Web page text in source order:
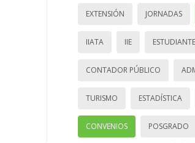
EXTENSIÓN JORNADAS
IIATA IIE
CONTADOR PÚBLICO
TURISMO ESTADÍSTICA
CONVENIOS POSGRADO